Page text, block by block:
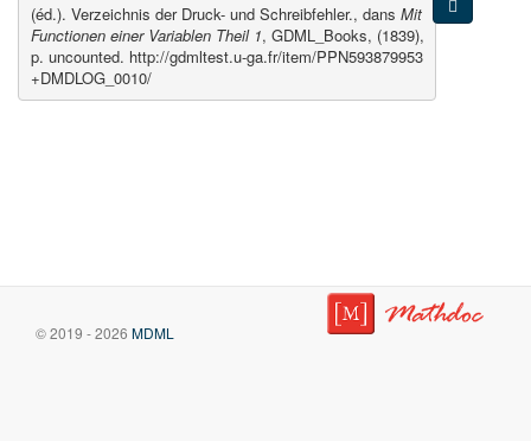
(éd.). Verzeichnis der Druck- und Schreibfehler., dans Mit
Functionen einer Variablen Theil 1, GDML_Books, (1839),
p. uncounted. http://gdmltest.u-ga.fr/item/PPN593879953
+DMDLOG_0010/
© 2019 - 2026 MDML